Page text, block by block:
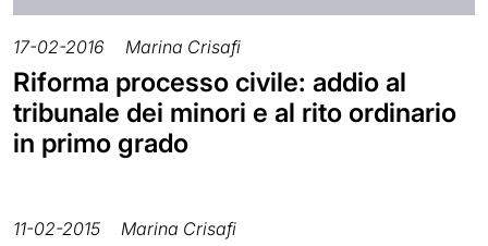
17-02-2016 Marina Crisafi
Riforma processo civile: addio al
tribunale dei minori e al rito ordinario
in primo grado
11-02-2015 Marina Crisafi